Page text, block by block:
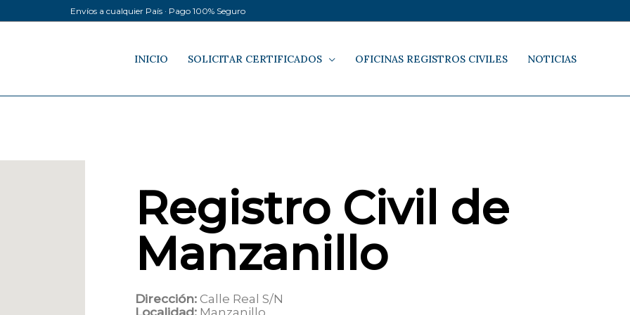
Envíos a cualquier País · Pago 100% Seguro
INICIO SOLICITAR CERTIFICADOS OFICINAS REGISTROS CIVILES NOTICIAS
Registro Civil de
Manzanillo
Dirección: Calle Real S/N
Localidad: Manzanillo